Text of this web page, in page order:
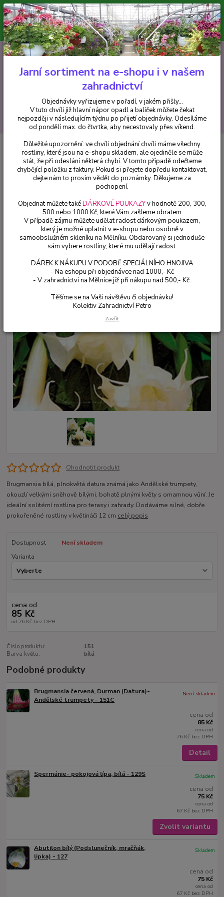
Minimální hodnota pro odeslání z e-shopu je 300 Kč.
V tuto chvíli již hlavní nápor objednávek opadl a balíček můžete čekat
nejpozději v následujícím týdnu po přijetí objednávky. Objednávky
vyřizujeme v pořadí, v jakém přišly...
CZK
Hledat
+420 602 223 614 0ks
za0 Kč
Balkónové rostliny
Brugmansia bílá- (plnokvětá datura) An.
trumpety - 151
Brugmansia bílá- (plnokvětá
datura) An. trumpety - 151
Ohodnotit produkt
Brugmansia bílá, plnokvětá datura známá jako Andělské trumpety,
okouzlí velkými sněhově bílými, bohatě plnými květy s omamnou vůní. Je
ideální solitérní rostlina pro terasy i zahrady. Dodáváme silné, dobře
prokořeněné rostliny v květináči 12 cm celý popis
Dostupnost
Není skladem
Varianta
cena od
85 Kč
od 76 Kč bez DPH
Číslo produktu:
151
Barva květu:
bílá
Podobné produkty
Brugmansia červená, Durman (Datura)-
Andělské trumpety - 151C
cena od
85 Kč
cena od
76 Kč bez DPH
Není skladem
Detail
Spermánie- pokojová lípa, bílá - 129S
cena od
75 Kč
cena od
67 Kč bez DPH
Skladem
Zvolit variantu
Abutilon bílý (Podslunečník, mračňák,
lipka) - 127
cena od
75 Kč
cena od
67 Kč bez DPH
Skladem
Jarní sortiment na e-shopu i v našem
zahradnictví
Objednávky vyřizujeme v pořadí, v jakém přišly...
V tuto chvíli již hlavní nápor opadl a balíček můžete čekat
nejpozději v následujícím týdnu po přijetí objednávky. Odesíláme
od pondělí max. do čtvrtka, aby necestovaly přes víkend.
Důležité upozornění: ve chvíli objednání chvíli máme všechny
rostliny, které jsou na e-shopu skladem, ale ojediněle se může
stát, že při odeslání některá chybí. V tomto případě odečteme
chybějící položku z faktury. Pokud si přejete dopředu kontaktovat,
dejte nám to prosím vědět do poznámky. Děkujeme za
pochopení.
Objednat můžete takéDÁRKOVÉ POUKAZYv hodnotě 200, 300,
500 nebo 1000 Kč, které Vám zašleme obratem
V případě zájmu můžete udělat radost dárkovým poukazem,
který je možné uplatnit v e-shopu nebo osobně v
samoobslužném skleníku na Mělníku. Obdarovaný si jednoduše
sám vybere rostliny, které mu udělají radost.
DÁREK K NÁKUPU V PODOBĚ SPECIÁLNÍHO HNOJIVA
- Na eshopu při objednávce nad 1000,- Kč
- V zahradnictví na Mělníce již při nákupu nad 500,- Kč.
Těšíme se na Vaši návštěvu či objednávku!
Kolektiv Zahradnictví Petro
Zavřít